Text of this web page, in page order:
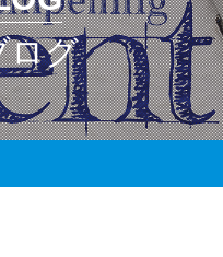
ログ